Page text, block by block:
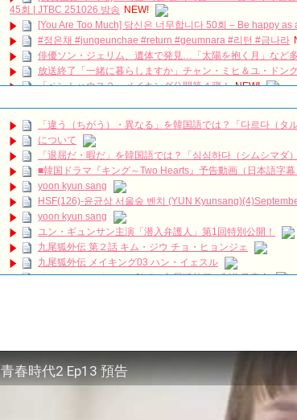
45회 | JTBC 251026 방송 NEW!
[You Are Too Much] 당신은 너무합니다 50회 – Be happy
#정은채 #jungeunchae #return #geumnara #리턴 #금나라
俳優ソン・ジェリム、遺体で発見…「太陽を抱く月」など
放送終了「一緒に暮らしますか」チャン・ミヒ＆ユ・ドン
「ペントハウス２」メイキング公開第４弾！ NEW!
言葉に気をつけて。韓国語では？#黄金色の私の人生 #シ
울바람이분다 #MyGoldenLife #ShinHyeSun
ハン・ヘジン 한혜진 – (선공개) 강남 3대 얼짱 출신 &#39;
요? 밥블레스유 2 bobblessyou2 EP.18
ソン・ヘギョ – ソンヘギョ キスまとめ
ハン・ヘジン 한혜진 – Still We (여전히 우리는)
한가인 –
「ライフ・ オン・ マーズ」2019年11月2日TSUTAYAにて
(ENG SUB) Behind The Scene Hyun Bin 현빈❤️ 손예진
ェジン / エンジョイ❕
ユン・ギュンサン、番組にも登場した愛猫が急死…イ・ソ
「違う（ちがう）・異なる」を韓国語では？「다르다（タ
について
「退屈だ・暇だ」を韓国語では？「심심하다（シムシマダ
■韓国ドラマ『キング～Two Hearts』予告動画（日本語字
yoon kyun sang
HSF(126)-윤균상 서울숲 벤치 (YUN
yoon kyun sang
ユン・ギュンサン主演「潜入弁護人」第1回特別公開！
九尾狐外伝 第２話 キム・ジウ チョ・ヒョンジェ
九尾狐外伝 メイキング03 ハン・イェスル
チョ・ヒョンジェ 조현재 九尾狐外伝 制作発表会
キム・ユジョン、美しいセルフショットで近況を伝える“会
キム・ユジョン、新ドラマ「まず熱く掃除せよ」に出演確
[Fan MV]七日の王妃(7일의 왕비)OST – 정기고 (Junggigo)
青春時代2 Ep13 預告